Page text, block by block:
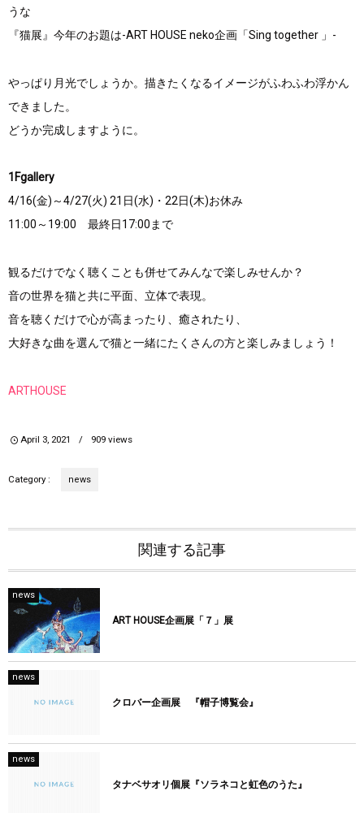
うな
『猫展』今年のお題は-ART HOUSE neko企画「Sing together 」-
やっぱり月光でしょうか。描きたくなるイメージがふわふわ浮かん
できました。
どうか完成しますように。
1Fgallery
4/16(金)～4/27(火) 21日(水)・22日(木)お休み
11:00～19:00 最終日17:00まで
観るだけでなく聴くことも併せてみんなで楽しみせんか？
音の世界を猫と共に平面、立体で表現。
音を聴くだけで心が高まったり、癒されたり、
大好きな曲を選んで猫と一緒にたくさんの方と楽しみましょう！
ARTHOUSE
April 3, 2021 909 views
Category : news
関連する記事
news
ART HOUSE企画展「７」展
news
クロバー企画展 『帽子博覧会』
news
タナベサオリ個展『ソラネコと虹色のうた』